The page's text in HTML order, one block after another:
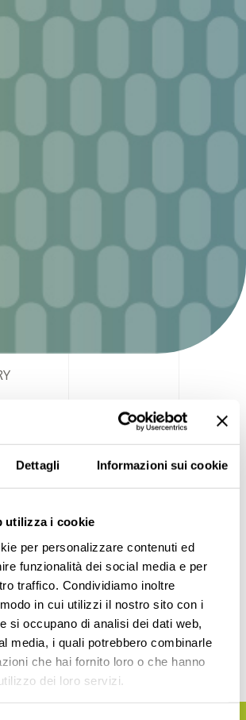
Dettagli Informazioni sui cookie
utilizza i cookie
per personalizzare contenuti ed
funzionalità dei social media e per
traffico. Condividiamo inoltre
in cui utilizzi il nostro sito con i
si occupano di analisi dei dati web,
media, i quali potrebbero combinarle
che hai fornito loro o che hanno
dei loro servizi.
Europe
saggi di
a flusso per
e
il sistema